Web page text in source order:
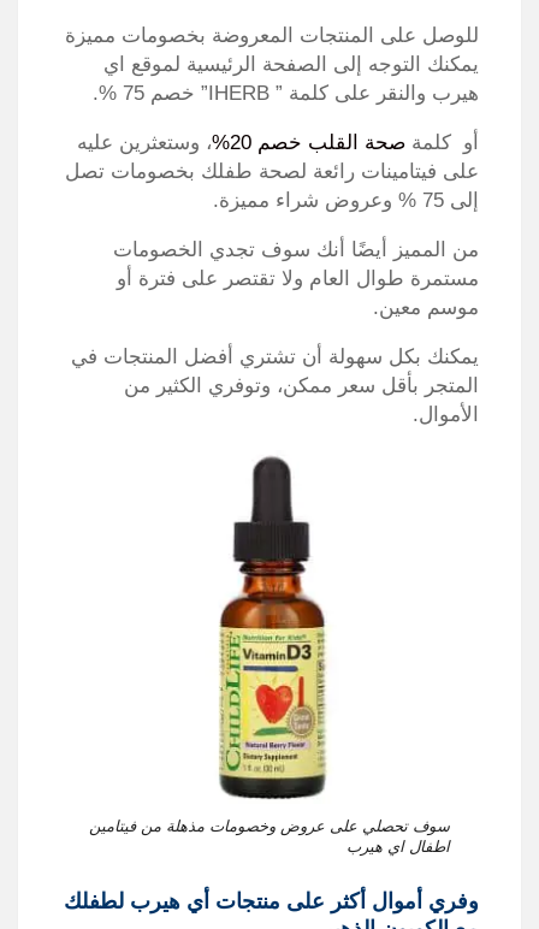
للوصل على المنتجات المعروضة بخصومات مميزة
يمكنك التوجه إلى الصفحة الرئيسية لموقع اي
هيرب والنقر على كلمة ” IHERB” خصم 75 %.
أو كلمة صحة القلب خصم 20%
، وستعثرين عليه
على فيتامينات رائعة لصحة طفلك بخصومات تصل
إلى 75 % وعروض شراء مميزة.
من المميز أيضًا أنك سوف تجدي الخصومات
مستمرة طوال العام ولا تقتصر على فترة أو
موسم معين.
يمكنك بكل سهولة أن تشتري أفضل المنتجات في
المتجر بأقل سعر ممكن، وتوفري الكثير من
الأموال.
سوف تحصلي على عروض وخصومات مذهلة من فيتامين
اطفال اي هيرب
وفري أموال أكثر على منتجات أي هيرب لطفلك